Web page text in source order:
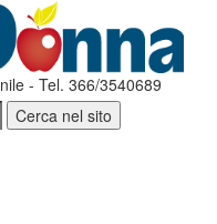
- Tel. 366/3540689